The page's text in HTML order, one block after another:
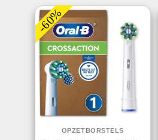
-60%
OPZETBORSTELS